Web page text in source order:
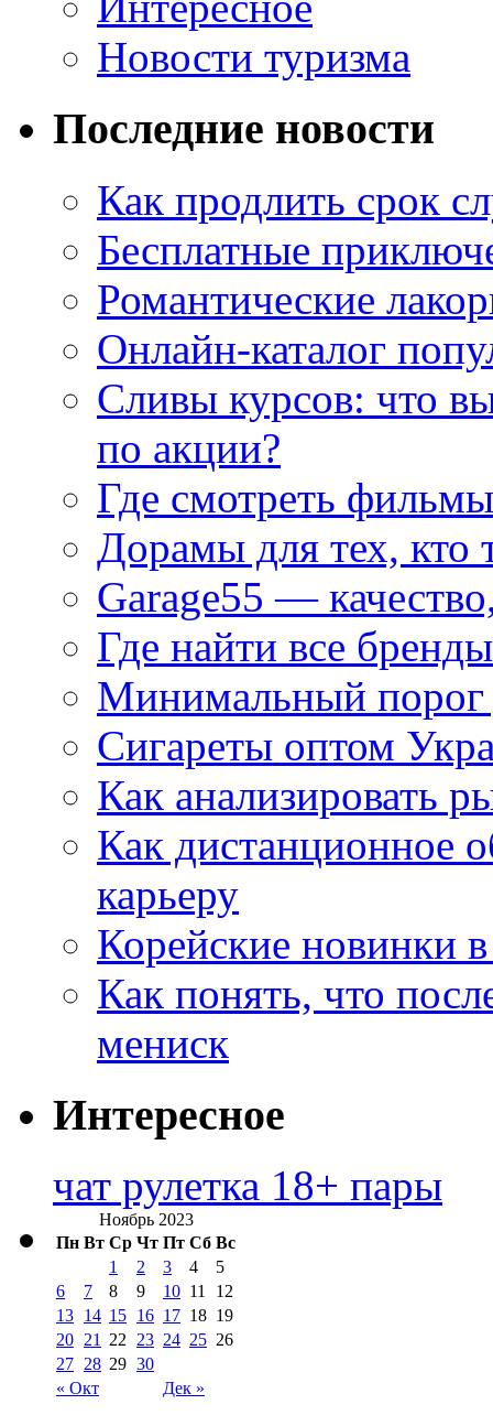
Новости туризма
Последние новости
Как продлить срок
Бесплатные
Романтические
Онлайн-каталог
Сливы курсов: что
по акции?
Где смотреть
Дорамы для тех, кто
Garage55 —
Где найти все
Минимальный порог
Сигареты оптом
Как анализировать
Как дистанционное
карьеру
Корейские новинки
Как понять, что
мениск
Интересное
чат рулетка 18+ пары
Ноябрь 2023
Пн Вт Ср Чт Пт Сб Вс
« Окт Дек »
1 2 3 4
5
6
7 8 9 10 11
12
13 14 15 16 17 18 19
20 21 22 23 24 25 26
27 28 29 30